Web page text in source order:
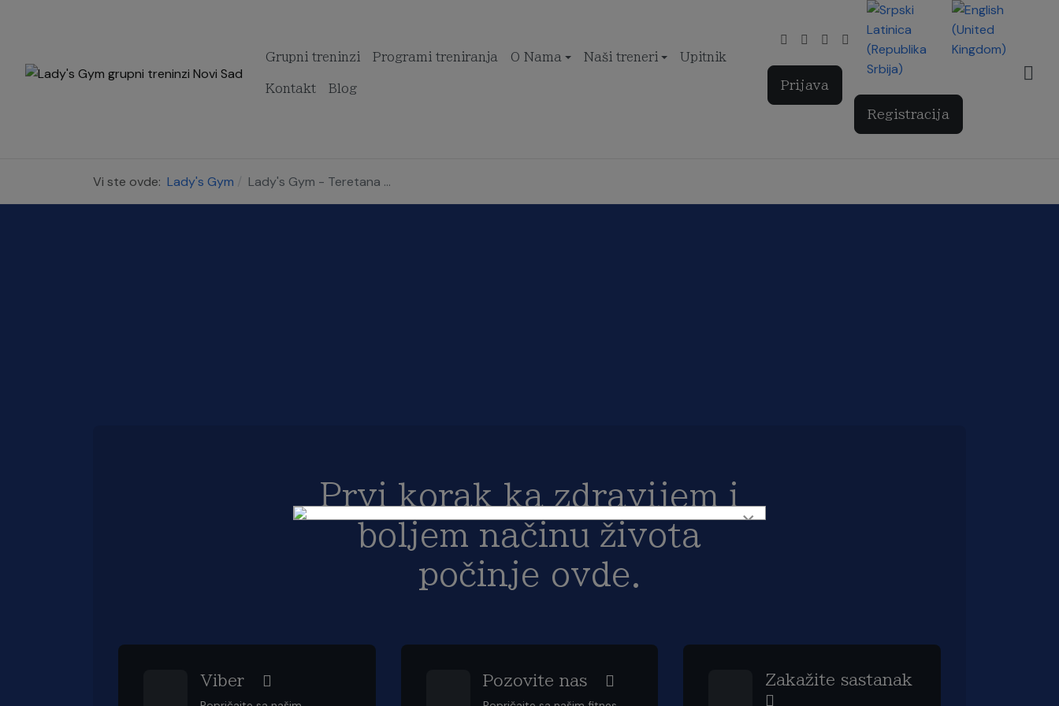
Grupni treninzi Programi treniranja O Nama Naši treneri Upitnik
Kontakt Blog Prijava
Izaberite vaš jezik
Registracija
Vi ste ovde: Lady's Gym Lady's Gym - Teretana ...
Prvi korak ka zdravijem i
boljem načinu života
počinje ovde.
Viber Pozovite nas Zakažite sastanak
×